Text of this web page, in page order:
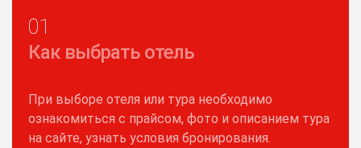
01
Как выбрать отель
При выборе отеля или тура необходимо
ознакомиться с прайсом, фото и описанием тура
на сайте, узнать условия бронирования.